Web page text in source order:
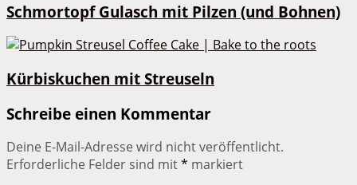
Schmortopf Gulasch mit Pilzen (und Bohnen)
Kürbiskuchen mit Streuseln
Schreibe einen Kommentar
Deine E-Mail-Adresse wird nicht veröffentlicht.
Erforderliche Felder sind mit* markiert